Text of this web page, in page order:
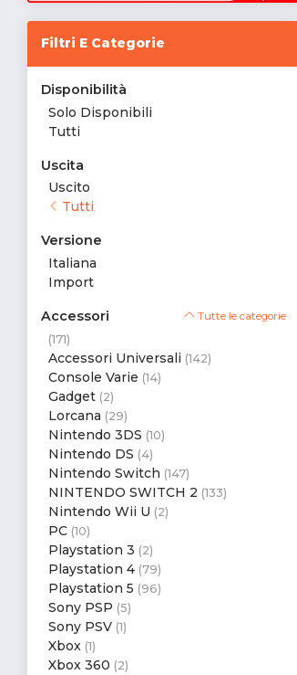
Filtri E Categorie
Disponibilità
Solo Disponibili
Tutti
Uscita
Uscito
Tutti
Versione
Italiana
Import
Accessori Tutte le categorie
(171)
Accessori Universali (142)
Console Varie (14)
Gadget (2)
Lorcana (29)
Nintendo 3DS (10)
Nintendo DS (4)
Nintendo Switch (147)
NINTENDO SWITCH 2 (133)
Nintendo Wii U (2)
PC (10)
Playstation 3 (2)
Playstation 4 (79)
Playstation 5 (96)
Sony PSP (5)
Sony PSV (1)
Xbox (1)
Xbox 360 (2)